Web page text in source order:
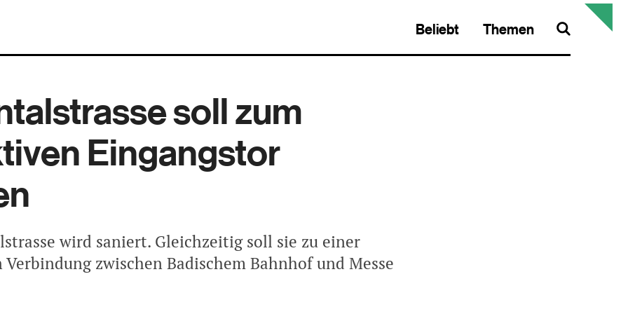
Beliebt Themen
soll zum
Eingangstor
wird saniert. Gleichzeitig soll sie zu einer
zwischen Badischem Bahnhof und Messe